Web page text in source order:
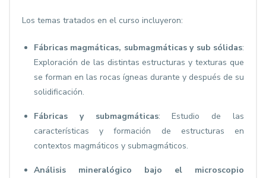
Los temas tratados en el curso incluyeron:
Fábricas magmáticas, submagmáticas y sub sólidas:
Exploración de las distintas estructuras y texturas que
se forman en las rocas ígneas durante y después de su
solidificación.
Fábricas y submagmáticas: Estudio de las
características y formación de estructuras en
contextos magmáticos y submagmáticos.
Análisis mineralógico bajo el microscopio